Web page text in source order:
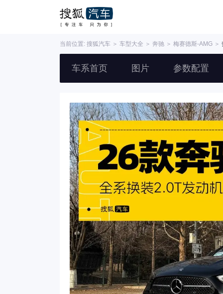
当前位置: 搜狐汽车 ＞ 车型大全 ＞ 奔驰 ＞ 梅赛德斯-AMG ＞
车系首页 图片 参数配置